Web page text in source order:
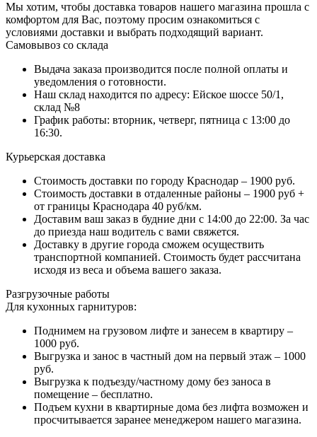
Мы хотим, чтобы доставка товаров нашего магазина прошла с
комфортом для Вас, поэтому просим ознакомиться с
условиями доставки и выбрать подходящий вариант.
Самовывоз со склада
Выдача заказа производится после полной оплаты и
уведомления о готовности.
Наш склад находится по адресу: Ейское шоссе 50/1,
склад №8
График работы: вторник, четверг, пятница с 13:00 до
16:30.
Курьерская доставка
Стоимость доставки по городу Краснодар – 1900 руб.
Стоимость доставки в отдаленные районы – 1900 руб +
от границы Краснодара 40 руб/км.
Доставим ваш заказ в будние дни с 14:00 до 22:00. За час
до приезда наш водитель с вами свяжется.
Доставку в другие города сможем осуществить
транспортной компанией. Стоимость будет рассчитана
исходя из веса и объема вашего заказа.
Разгрузочные работы
Для кухонных гарнитуров:
Поднимем на грузовом лифте и занесем в квартиру –
1000 руб.
Выгрузка и занос в частный дом на первый этаж – 1000
руб.
Выгрузка к подъезду/частному дому без заноса в
помещение – бесплатно.
Подъем кухни в квартирные дома без лифта возможен и
просчитывается заранее менеджером нашего магазина.